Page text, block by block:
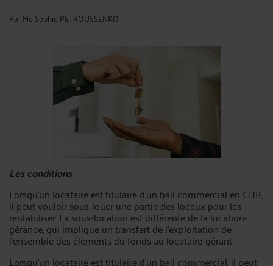
ParMe Sophie PETROUSSENKO
Les conditions
Lorsqu’un locataire est titulaire d’un bail commercial en CHR,
il peut vouloir sous-louer une partie des locaux pour les
rentabiliser. La sous-location est différente de la location-
gérance, qui implique un transfert de l’exploitation de
l’ensemble des éléments du fonds au locataire-gérant.
Lorsqu’un locataire est titulaire d’un bail commercial, il peut